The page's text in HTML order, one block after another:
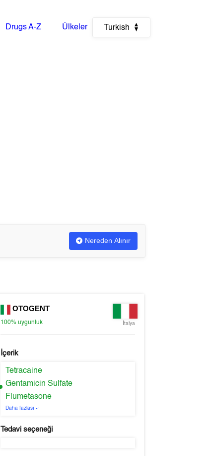
Drugs A-Z Ülkeler Turkish
Nereden Alınır
OTOGENT
100% uygunluk İtalya
İçerik
Tetracaine
Gentamicin Sulfate
Flumetasone
Daha fazlası
Tedavi seçeneği